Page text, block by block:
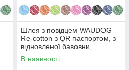
Шлея з повідцем WAUDOG
Re-cotton з QR паспортом, з
відновленої бавовни,
пластиковий фастекс, XS, Ш
10 мм,
В наявності